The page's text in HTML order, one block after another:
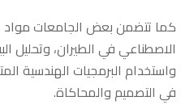
كما تتضمن بعض الجامعات مواد
الاصطناعي في الطيران، وتحليل
في التصميم والمحاكاة.